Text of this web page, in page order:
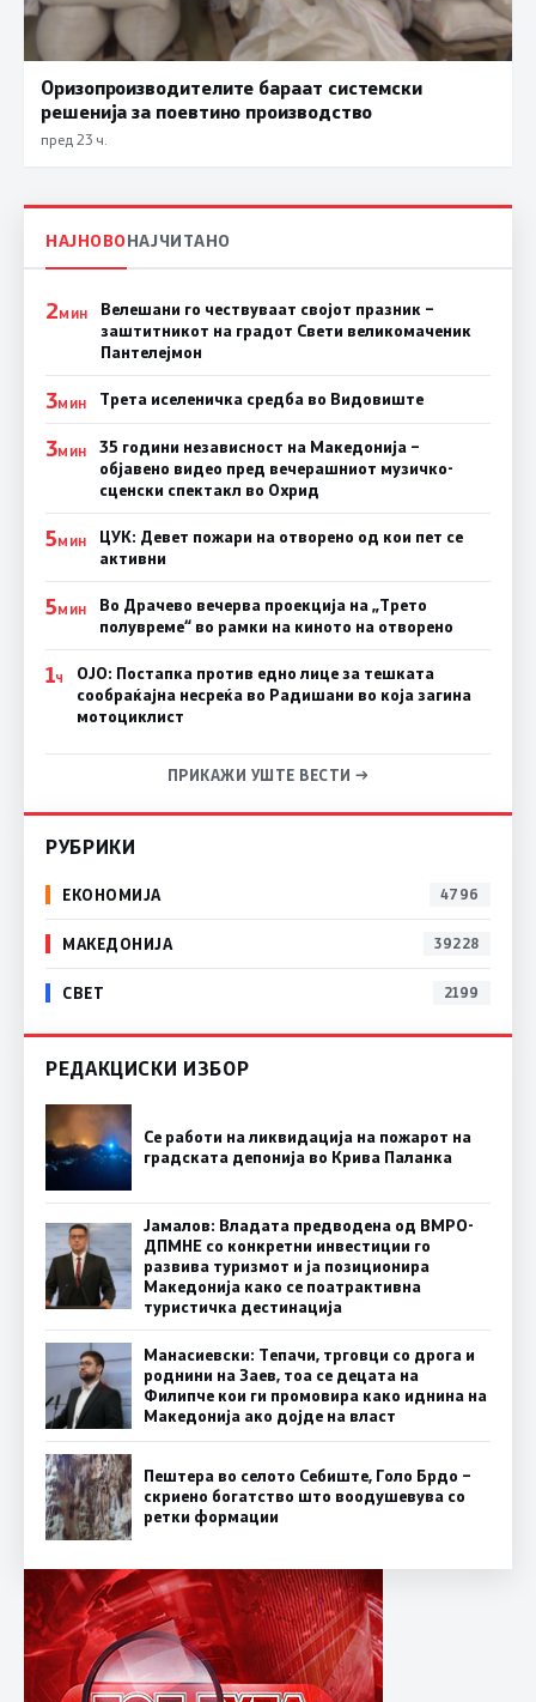
Оризопроизводителите бараат системски
решенија за поевтино производство
пред 23 ч.
НАЈНОВОНАЈЧИТАНО
2МИН
Велешани го чествуваат својот празник –
заштитникот на градот Свети великомаченик
Пантелејмон
3МИН Трета иселеничка средба во Видовиште
3МИН
35 години независност на Македонија –
објавено видео пред вечерашниот музичко-
сценски спектакл во Охрид
5МИН
ЦУК: Девет пожари на отворено од кои пет се
активни
5МИН
Во Драчево вечерва проекција на „Трето
полувреме“ во рамки на киното на отворено
1Ч
ОЈО: Постапка против едно лице за тешката
сообраќајна несреќа во Радишани во која загина
мотоциклист
ПРИКАЖИ УШТЕ ВЕСТИ →
РУБРИКИ
ЕКОНОМИЈА 4796
МАКЕДОНИЈА 39228
СВЕТ 2199
РЕДАКЦИСКИ ИЗБОР
Се работи на ликвидација на пожарот на
градската депонија во Крива Паланка
Јамалов: Владата предводена од ВМРО-
ДПМНЕ со конкретни инвестиции го
развива туризмот и ја позиционира
Македонија како се поатрактивна
туристичка дестинација
Манасиевски: Тепачи, трговци со дрога и
роднини на Заев, тоа се децата на
Филипче кои ги промoвира како иднина на
Македонија ако дојде на власт
Пештера во селото Себиште, Голо Брдо –
скриено богатство што воодушевува со
ретки формации